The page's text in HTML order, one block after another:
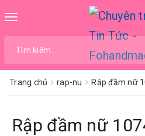
Toggle
Trang chủ rap-nu Rập đầm nữ
Rập đầm nữ